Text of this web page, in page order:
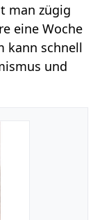
man zügig
eine Woche
kann schnell
und